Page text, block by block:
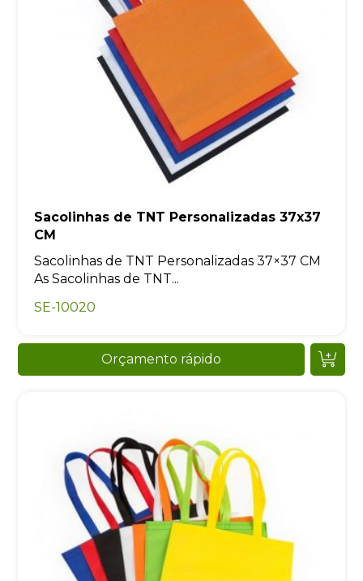
Sacolinhas de TNT Personalizadas 37x37
CM
Sacolinhas de TNT Personalizadas 37×37 CM
As Sacolinhas de TNT...
SE-10020
Orçamento rápido